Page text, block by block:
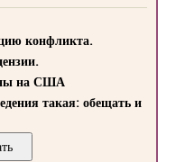
конфликта.
на США
такая: обещать и